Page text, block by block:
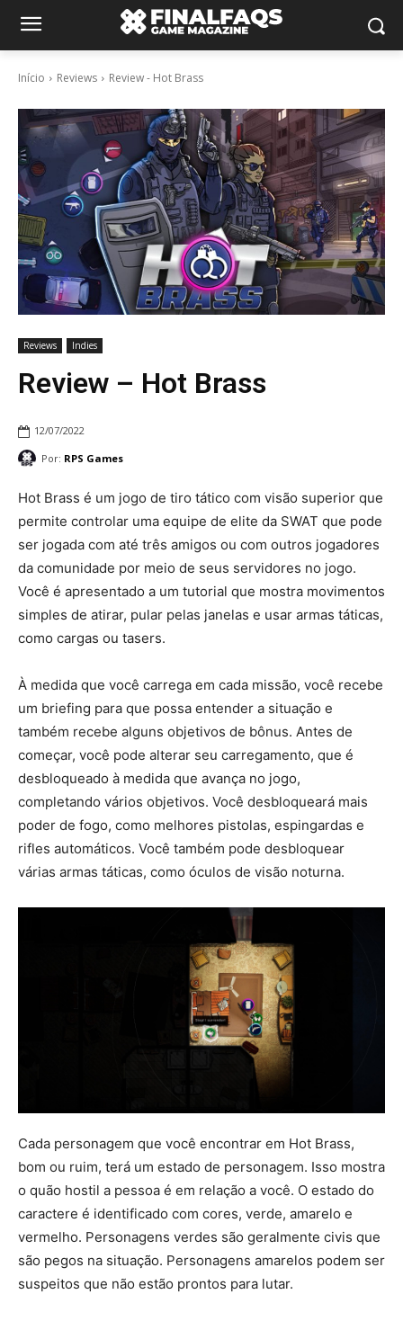
Início Reviews Review - Hot Brass
Reviews Indies
Review – Hot Brass
12/07/2022
Por: RPS Games
Hot Brass é um jogo de tiro tático com visão superior que
permite controlar uma equipe de elite da SWAT que pode
ser jogada com até três amigos ou com outros jogadores
da comunidade por meio de seus servidores no jogo.
Você é apresentado a um tutorial que mostra movimentos
simples de atirar, pular pelas janelas e usar armas táticas,
como cargas ou tasers.
À medida que você carrega em cada missão, você recebe
um briefing para que possa entender a situação e
também recebe alguns objetivos de bônus. Antes de
começar, você pode alterar seu carregamento, que é
desbloqueado à medida que avança no jogo,
completando vários objetivos. Você desbloqueará mais
poder de fogo, como melhores pistolas, espingardas e
rifles automáticos. Você também pode desbloquear
várias armas táticas, como óculos de visão noturna.
Cada personagem que você encontrar em Hot Brass,
bom ou ruim, terá um estado de personagem. Isso mostra
o quão hostil a pessoa é em relação a você. O estado do
caractere é identificado com cores, verde, amarelo e
vermelho. Personagens verdes são geralmente civis que
são pegos na situação. Personagens amarelos podem ser
suspeitos que não estão prontos para lutar.